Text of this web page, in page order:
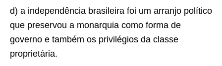
d) a independência brasileira foi um arranjo político
que preservou a monarquia como forma de
governo e também os privilégios da classe
proprietária.